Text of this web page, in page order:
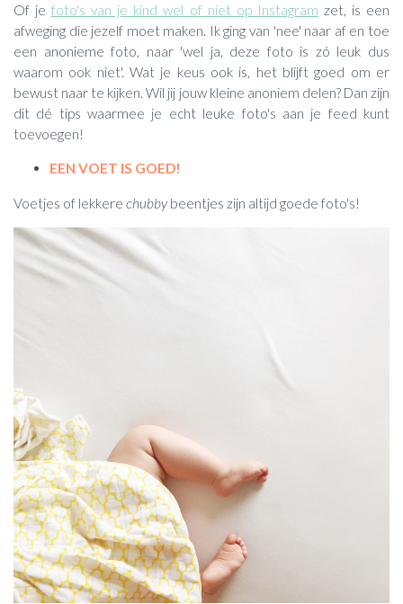
Of jefoto's van je kind wel of niet op Instagram zet, is een
afweging die jezelf moet maken. Ik ging van 'nee' naar af en toe
een anonieme foto, naar 'wel ja, deze foto is zó leuk dus
waarom ook niet'. Wat je keus ook is, het blijft goed om er
bewust naar te kijken. Wil jij jouw kleine anoniem delen? Dan zijn
dit dé tips waarmee je echt leuke foto's aan je feed kunt
toevoegen!
EEN VOET IS GOED!
Voetjes of lekkere chubby beentjes zijn altijd goede foto's!